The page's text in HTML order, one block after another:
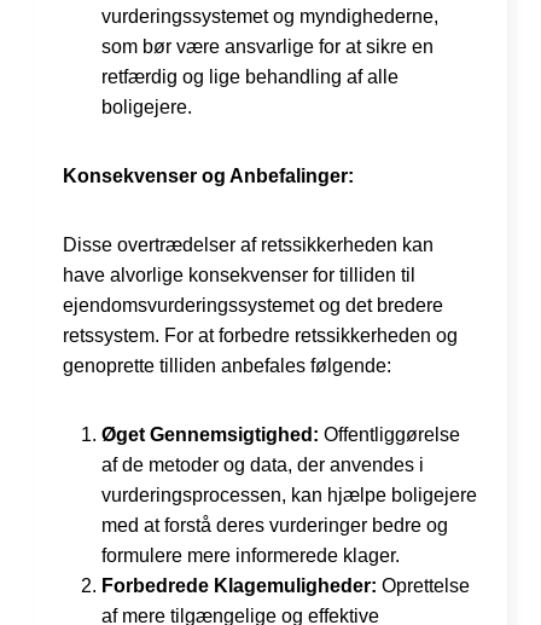
vurderingssystemet og myndighederne,
som bør være ansvarlige for at sikre en
retfærdig og lige behandling af alle
boligejere.
Konsekvenser og Anbefalinger:
Disse overtrædelser af retssikkerheden kan
have alvorlige konsekvenser for tilliden til
ejendomsvurderingssystemet og det bredere
retssystem. For at forbedre retssikkerheden og
genoprette tilliden anbefales følgende:
Øget Gennemsigtighed: Offentliggørelse
af de metoder og data, der anvendes i
vurderingsprocessen, kan hjælpe boligejere
med at forstå deres vurderinger bedre og
formulere mere informerede klager.
Forbedrede Klagemuligheder: Oprettelse
af mere tilgængelige og effektive